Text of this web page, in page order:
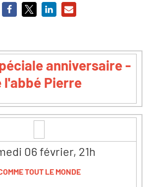
anniversaire -
l'abbé Pierre
06 février, 21h
TOUT LE MONDE